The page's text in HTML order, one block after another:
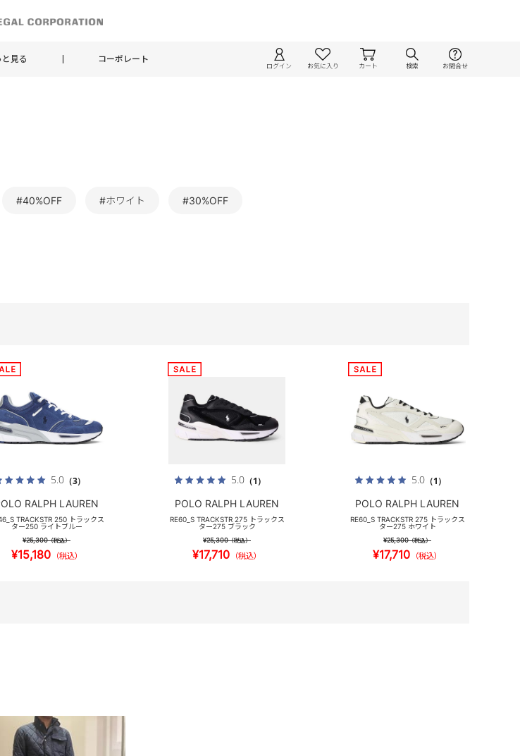
と見る コーポレート
ログイン お気に入り カート 検索 お問合せ
#40%OFF #ホワイト #30%OFF
5.0（3）
RALPH LAUREN
TRACKSTR 250 トラックス
ター250 ライトブルー
¥25,300（税込）
¥15,180 （税込）
5.0（1）
POLO RALPH LAUREN
RE60_S TRACKSTR 275 トラックス
ター275 ブラック
¥25,300（税込）
¥17,710 （税込）
5.0（1）
POLO RALPH LAUREN
RE60_S TRACKSTR 275 トラックス
ター275 ホワイト
¥25,300（税込）
¥17,710 （税込）